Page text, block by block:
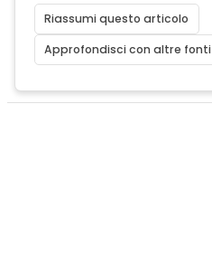
Riassumi questo articolo
Approfondisci con altre fonti